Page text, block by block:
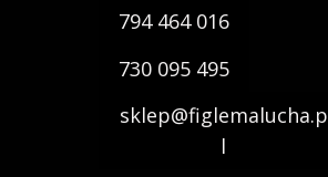
794 464 016
730 095 495
sklep@figlemalucha.p
l